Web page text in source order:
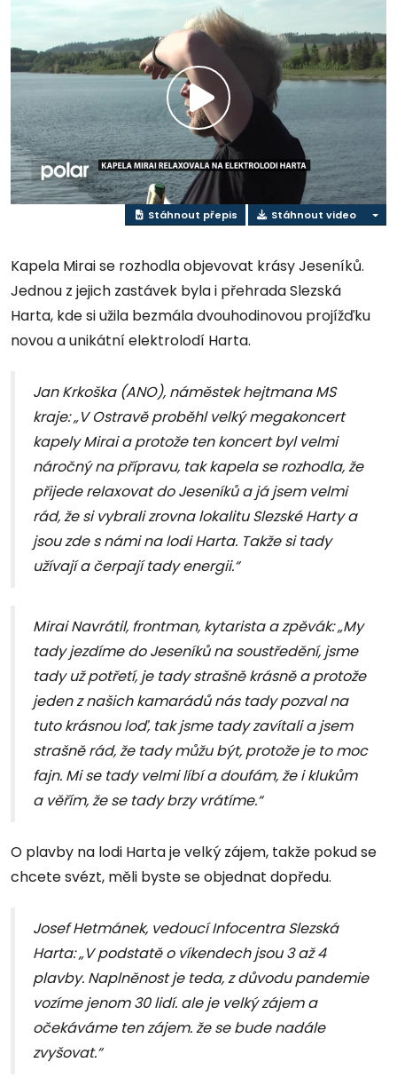
Přehrát
video
Stáhnout přepis Stáhnout video
Kapela Mirai se rozhodla objevovat krásy Jeseníků.
Jednou z jejich zastávek byla i přehrada Slezská
Harta, kde si užila bezmála dvouhodinovou projížďku
novou a unikátní elektrolodí Harta.
Jan Krkoška (ANO), náměstek hejtmana MS
kraje: „V Ostravě proběhl velký megakoncert
kapely Mirai a protože ten koncert byl velmi
náročný na přípravu, tak kapela se rozhodla, že
přijede relaxovat do Jeseníků a já jsem velmi
rád, že si vybrali zrovna lokalitu Slezské Harty a
jsou zde s námi na lodi Harta. Takže si tady
užívají a čerpají tady energii.“
Mirai Navrátil, frontman, kytarista a zpěvák: „My
tady jezdíme do Jeseníků na soustředění, jsme
tady už potřetí, je tady strašně krásně a protože
jeden z našich kamarádů nás tady pozval na
tuto krásnou loď, tak jsme tady zavítali a jsem
strašně rád, že tady můžu být, protože je to moc
fajn. Mi se tady velmi líbí a doufám, že i klukům
a věřím, že se tady brzy vrátíme.“
O plavby na lodi Harta je velký zájem, takže pokud se
chcete svézt, měli byste se objednat dopředu.
Josef Hetmánek, vedoucí Infocentra Slezská
Harta: „V podstatě o víkendech jsou 3 až 4
plavby. Naplněnost je teda, z důvodu pandemie
vozíme jenom 30 lidí. ale je velký zájem a
očekáváme ten zájem. že se bude nadále
zvyšovat.“